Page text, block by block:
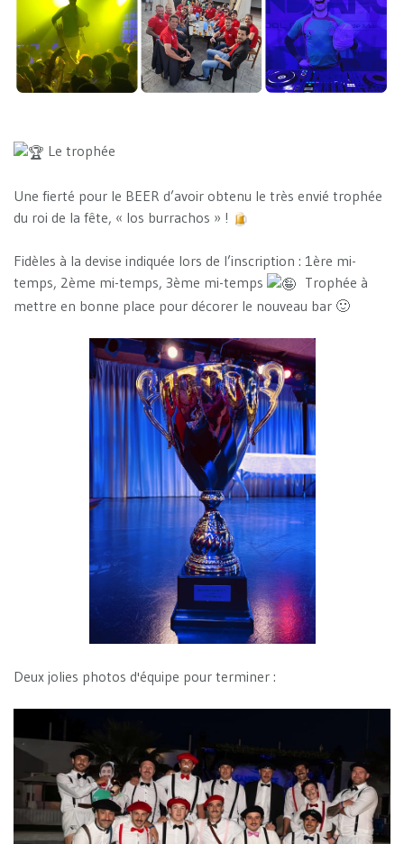
Le trophée
Une fierté pour le BEER d’avoir obtenu le très envié trophée
du roi de la fête, « los burrachos » !
Fidèles à la devise indiquée lors de l’inscription : 1ère mi-
temps, 2ème mi-temps, 3ème mi-temps
Trophée à
mettre en bonne place pour décorer le nouveau bar 🙂
Deux jolies photos d'équipe pour terminer :